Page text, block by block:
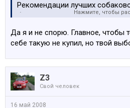
Рекомендации лучших
бери! А лучше попросиНажмите, чтобы
Да я и не спорю. Главное, чтобы
себе такую не купил, но твой
Z3
Свой человек
16 май 2008